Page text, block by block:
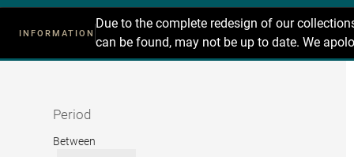
INFORMATION
Due to the complete redesign of our
can be found, may not be up to date. We
Recherche
Period
Period
Between